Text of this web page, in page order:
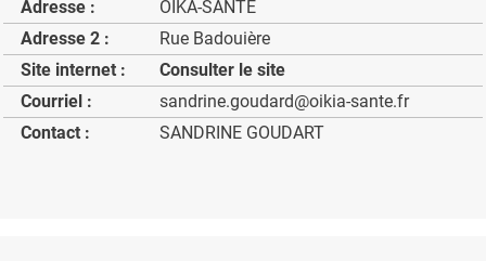
Adresse :
OIKA-SANTE
Adresse 2 :
Rue Badouière
Site internet :
Consulter le site
Courriel :
sandrine.goudard@oikia-sante.fr
Contact :
SANDRINE GOUDART